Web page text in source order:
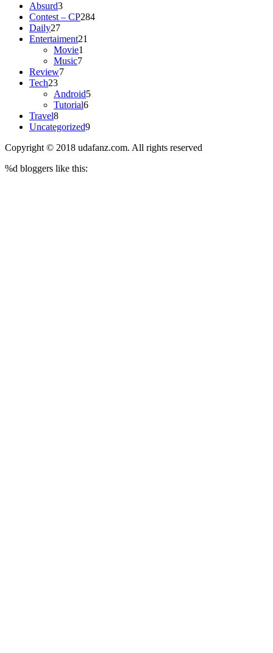
Absurd3
Contest – CP284
Daily27
Entertaiment21
Movie1
Music7
Review7
Tech23
Android5
Tutorial6
Travel8
Uncategorized9
Copyright © 2018 udafanz.com. All rights reserved
%d bloggers like this: